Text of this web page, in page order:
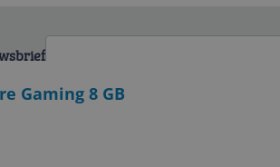
Gaming 8 GB